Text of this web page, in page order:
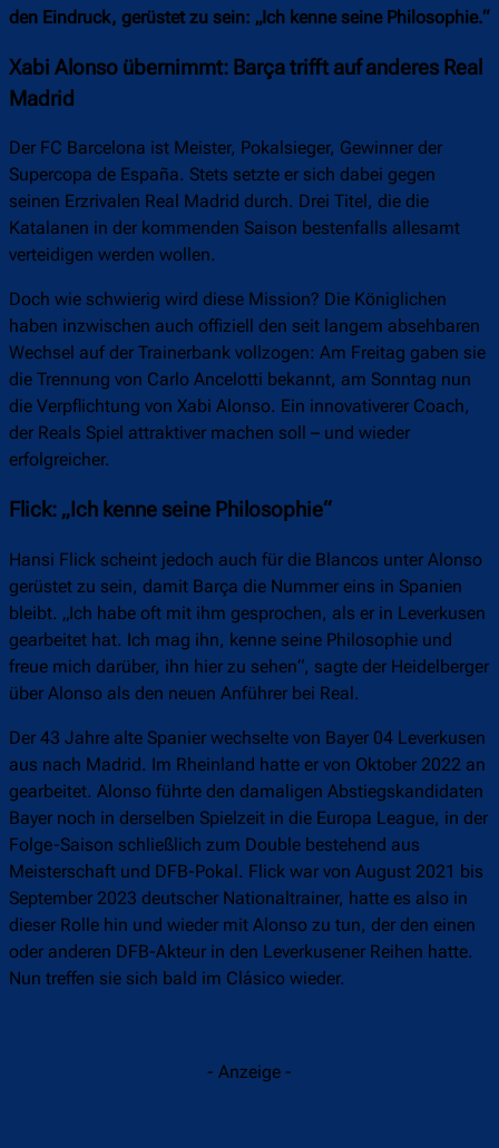
den Eindruck, gerüstet zu sein: „Ich kenne seine Philosophie.“
Xabi Alonso übernimmt: Barça trifft auf anderes Real
Madrid
Der FC Barcelona ist Meister, Pokalsieger, Gewinner der
Supercopa de España. Stets setzte er sich dabei gegen
seinen Erzrivalen Real Madrid durch. Drei Titel, die die
Katalanen in der kommenden Saison bestenfalls allesamt
verteidigen werden wollen.
Doch wie schwierig wird diese Mission? Die Königlichen
haben inzwischen auch offiziell den seit langem absehbaren
Wechsel auf der Trainerbank vollzogen: Am Freitag gaben sie
die Trennung von Carlo Ancelotti bekannt, am Sonntag nun
die Verpflichtung von Xabi Alonso. Ein innovativerer Coach,
der Reals Spiel attraktiver machen soll – und wieder
erfolgreicher.
Flick: „Ich kenne seine Philosophie“
Hansi Flick scheint jedoch auch für die Blancos unter Alonso
gerüstet zu sein, damit Barça die Nummer eins in Spanien
bleibt. „Ich habe oft mit ihm gesprochen, als er in Leverkusen
gearbeitet hat. Ich mag ihn, kenne seine Philosophie und
freue mich darüber, ihn hier zu sehen“, sagte der Heidelberger
über Alonso als den neuen Anführer bei Real.
Der 43 Jahre alte Spanier wechselte von Bayer 04 Leverkusen
aus nach Madrid. Im Rheinland hatte er von Oktober 2022 an
gearbeitet. Alonso führte den damaligen Abstiegskandidaten
Bayer noch in derselben Spielzeit in die Europa League, in der
Folge-Saison schließlich zum Double bestehend aus
Meisterschaft und DFB-Pokal. Flick war von August 2021 bis
September 2023 deutscher Nationaltrainer, hatte es also in
dieser Rolle hin und wieder mit Alonso zu tun, der den einen
oder anderen DFB-Akteur in den Leverkusener Reihen hatte.
Nun treffen sie sich bald im Clásico wieder.
- Anzeige -